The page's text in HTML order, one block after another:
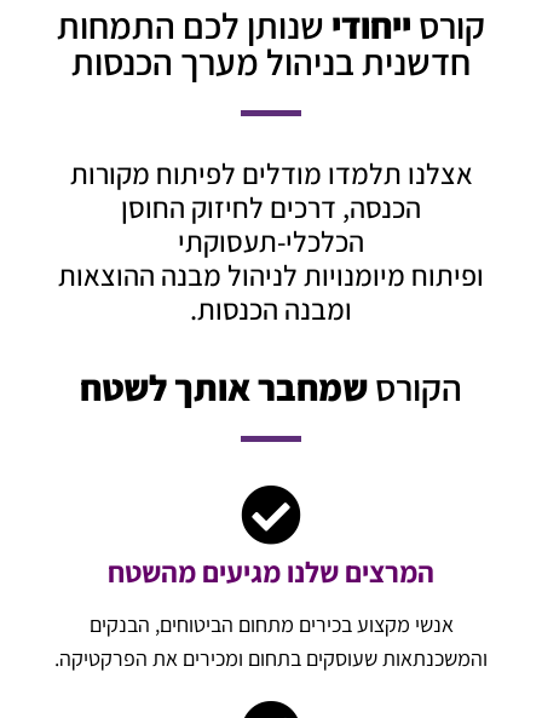
קורס ייחודי שנותן לכם התמחות
חדשנית בניהול מערך הכנסות
אצלנו תלמדו מודלים לפיתוח מקורות
הכנסה, דרכים לחיזוק החוסן
הכלכלי-תעסוקתי
ופיתוח מיומנויות לניהול מבנה ההוצאות
ומבנה הכנסות.
הקורסשמחבר אותך לשטח
המרצים שלנו מגיעים מהשטח
אנשי מקצוע בכירים מתחום הביטוחים, הבנקים
והמשכנתאות שעוסקים בתחום ומכירים את הפרקטיקה.